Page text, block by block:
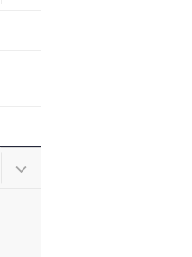
Undermeny för Aktuellt